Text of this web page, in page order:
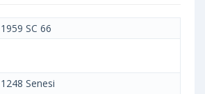
1959 SC 66
1248 Senesi